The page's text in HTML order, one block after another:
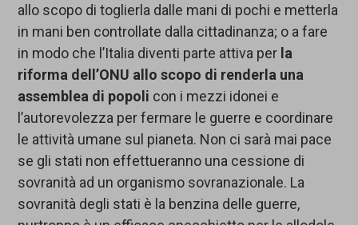
allo scopo di toglierla dalle mani di pochi e metterla
in mani ben controllate dalla cittadinanza; o a fare
in modo che l’Italia diventi parte attiva per la
riforma dell’ONU allo scopo di renderla una
assemblea di popoli con i mezzi idonei e
l’autorevolezza per fermare le guerre e coordinare
le attività umane sul pianeta. Non ci sarà mai pace
se gli stati non effettueranno una cessione di
sovranità ad un organismo sovranazionale. La
sovranità degli stati è la benzina delle guerre,